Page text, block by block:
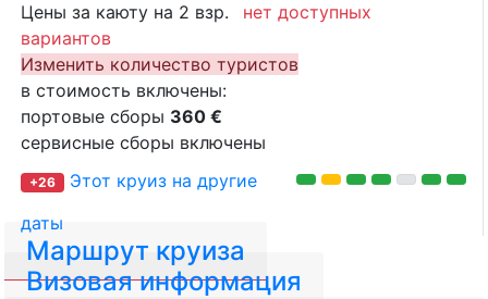
Цены за каюту на 2 взр.
нет доступных
вариантов
Изменить количество туристов
в стоимость включены:
портовые сборы 360 €
сервисные сборы включены
+26
Этот круиз на другие
даты
Маршрут круиза
Визовая информация